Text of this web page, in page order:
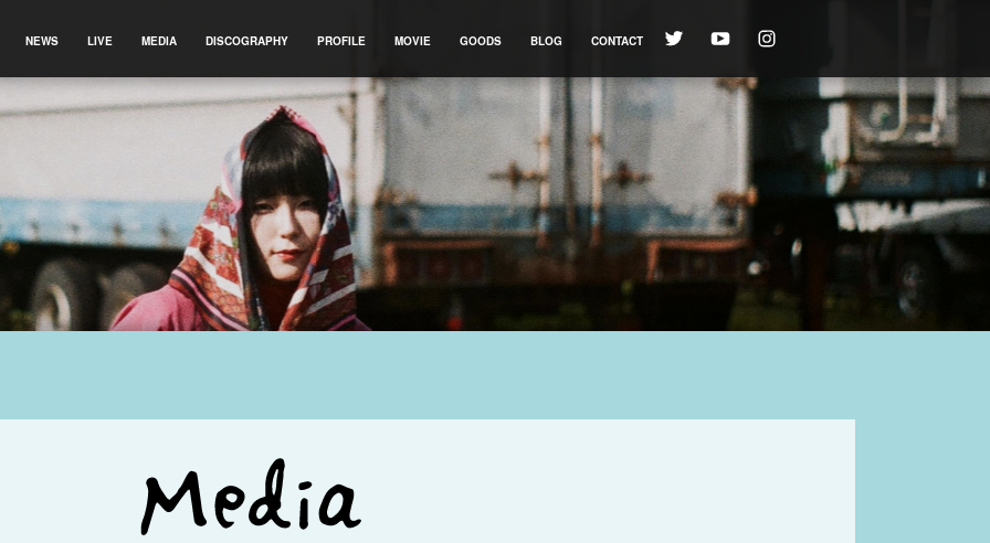
NEWS LIVE MEDIA DISCOGRAPHY PROFILE MOVIE GOODS BLOG CONTACT